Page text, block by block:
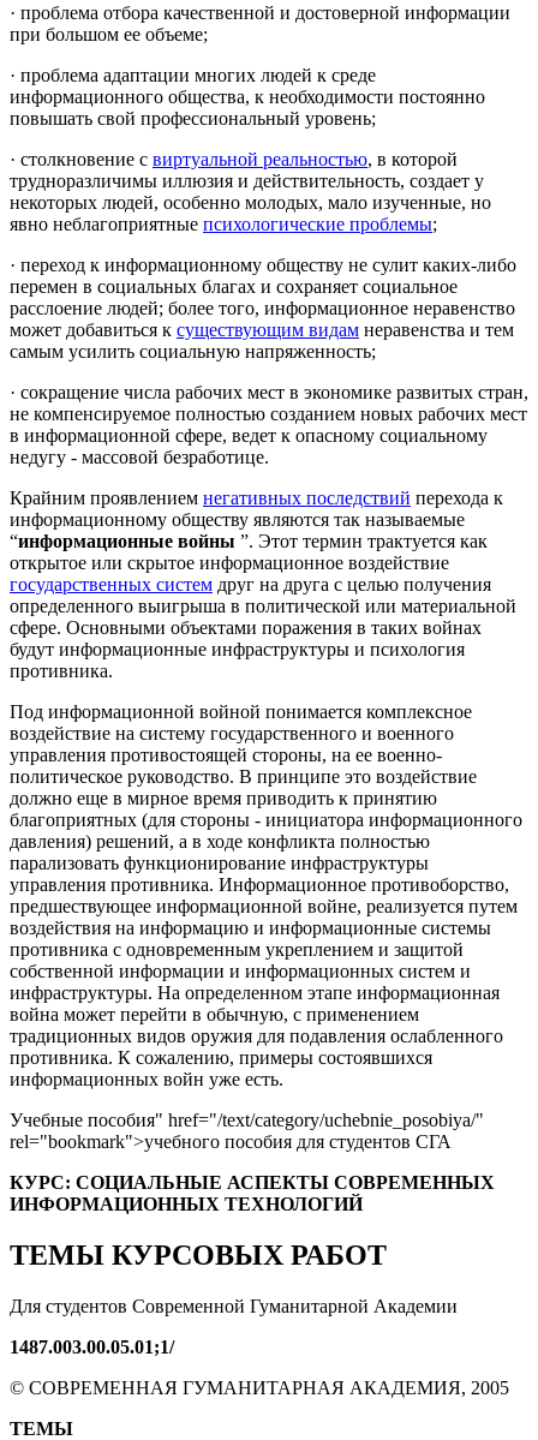
· проблема отбора качественной и достоверной информации
при большом ее объеме;
· проблема адаптации многих людей к среде
информационного общества, к необходимости постоянно
повышать свой профессиональный уровень;
· столкновение с виртуальной реальностью, в которой
трудноразличимы иллюзия и действительность, создает у
некоторых людей, особенно молодых, мало изученные, но
явно неблагоприятные психологические проблемы;
· переход к информационному обществу не сулит каких-либо
перемен в социальных благах и сохраняет социальное
расслоение людей; более того, информационное неравенство
может добавиться к существующим видам неравенства и тем
самым усилить социальную напряженность;
· сокращение числа рабочих мест в экономике развитых стран,
не компенсируемое полностью созданием новых рабочих мест
в информационной сфере, ведет к опасному социальному
недугу - массовой безработице.
Крайним проявлением негативных последствий перехода к
информационному обществу являются так называемые
“информационные войны ”. Этот термин трактуется как
открытое или скрытое информационное воздействие
государственных систем друг на друга с целью получения
определенного выигрыша в политической или материальной
сфере. Основными объектами поражения в таких войнах
будут информационные инфраструктуры и психология
противника.
Под информационной войной понимается комплексное
воздействие на систему государственного и военного
управления противостоящей стороны, на ее военно-
политическое руководство. В принципе это воздействие
должно еще в мирное время приводить к принятию
благоприятных (для стороны - инициатора информационного
давления) решений, а в ходе конфликта полностью
парализовать функционирование инфраструктуры
управления противника. Информационное противоборство,
предшествующее информационной войне, реализуется путем
воздействия на информацию и информационные системы
противника с одновременным укреплением и защитой
собственной информации и информационных систем и
инфраструктуры. На определенном этапе информационная
война может перейти в обычную, с применением
традиционных видов оружия для подавления ослабленного
противника. К сожалению, примеры состоявшихся
информационных войн уже есть.
Учебные пособия" href="/text/category/uchebnie_posobiya/"
rel="bookmark">учебного пособия для студентов СГА
КУРС: СОЦИАЛЬНЫЕ АСПЕКТЫ СОВРЕМЕННЫХ
ИНФОРМАЦИОННЫХ ТЕХНОЛОГИЙ
ТЕМЫ КУРСОВЫХ РАБОТ
Для студентов Современной Гуманитарной Академии
1487.003.00.05.01;1/
© СОВРЕМЕННАЯ ГУМАНИТАРНАЯ АКАДЕМИЯ, 2005
ТЕМЫ